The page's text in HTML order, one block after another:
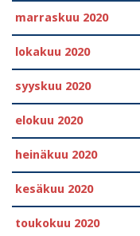
marraskuu 2020
lokakuu 2020
syyskuu 2020
elokuu 2020
heinäkuu 2020
kesäkuu 2020
toukokuu 2020